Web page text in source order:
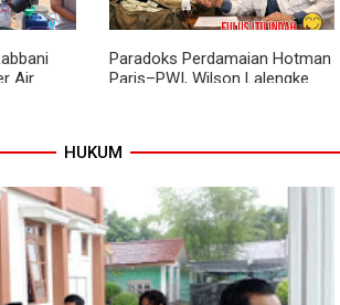
Air
Paradoks Perdamaian Hotman
Paris–PWI, Wilson Lalengke
HUKUM